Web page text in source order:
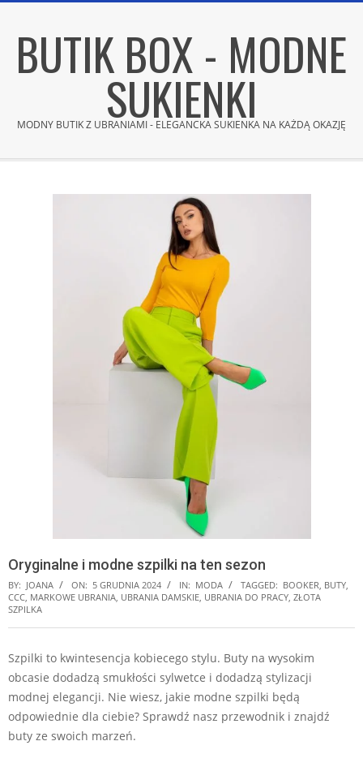
contentBUTIK BOX - MODNE
SUKIENKI
MODNY BUTIK Z UBRANIAMI - ELEGANCKA SUKIENKA NA KAŻDĄ OKAZJĘ
Oryginalne i modne szpilki na ten sezon
BY: JOANA ON: 5 GRUDNIA 2024 IN: MODA TAGGED: BOOKER, BUTY,
CCC, MARKOWE UBRANIA, UBRANIA DAMSKIE, UBRANIA DO PRACY, ZŁOTA
SZPILKA
Szpilki to kwintesencja kobiecego stylu. Buty na wysokim
obcasie dodadzą smukłości sylwetce i dodadzą stylizacji
modnej elegancji. Nie wiesz, jakie modne szpilki będą
odpowiednie dla ciebie? Sprawdź nasz przewodnik i znajdź
buty ze swoich marzeń.